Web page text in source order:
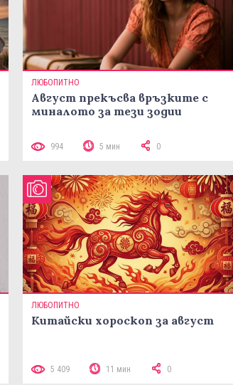
ЛЮБОПИТНО
Август прекъсва връзките с
миналото за тези зодии
994 5 мин 0
ЛЮБОПИТНО
Китайски хороскоп за август
5 409 11 мин 0